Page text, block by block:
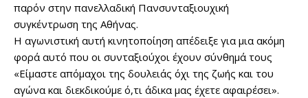
παρόν στην πανελλαδική Πανσυνταξιουχική
συγκέντρωση της Αθήνας.
Η αγωνιστική αυτή κινητοποίηση απέδειξε για μια ακόμη
φορά αυτό που οι συνταξιούχοι έχουν σύνθημά τους
«Είμαστε απόμαχοι της δουλειάς όχι της ζωής και του
αγώνα και διεκδικούμε ό,τι άδικα μας έχετε αφαιρέσει».